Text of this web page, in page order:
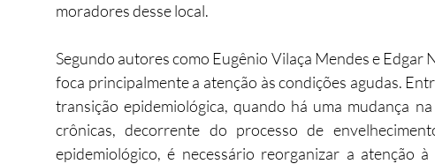
moradores desse local.
Segundo autores como Eugênio Vilaça Mendes e Edgar
foca principalmente a atenção às condições agudas.
transição epidemiológica, quando há uma mudança
crônicas, decorrente do processo de
epidemiológico, é necessário reorganizar a atenção